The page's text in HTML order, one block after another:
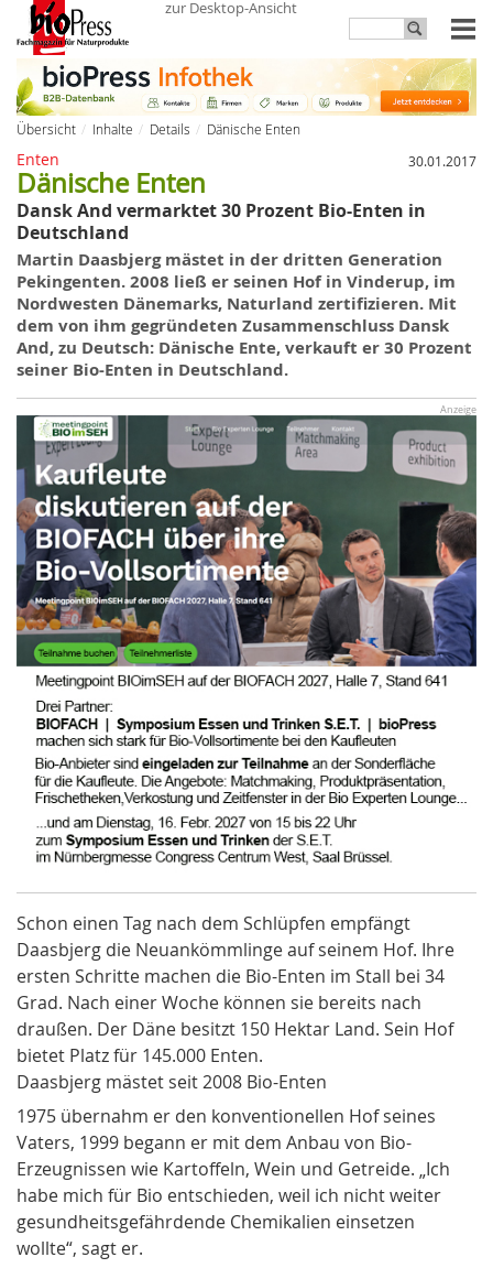
zur Desktop-Ansicht
Übersicht Inhalte Details Dänische Enten
Enten 30.01.2017
Dänische Enten
Dansk And vermarktet 30 Prozent Bio-Enten in
Deutschland
Martin Daasbjerg mästet in der dritten Generation
Pekingenten. 2008 ließ er seinen Hof in Vinderup, im
Nordwesten Dänemarks, Naturland zertifizieren. Mit
dem von ihm gegründeten Zusammenschluss Dansk
And, zu Deutsch: Dänische Ente, verkauft er 30 Prozent
seiner Bio-Enten in Deutschland.
Anzeige
Schon einen Tag nach dem Schlüpfen empfängt
Daasbjerg die Neuankömmlinge auf seinem Hof. Ihre
ersten Schritte machen die Bio-Enten im Stall bei 34
Grad. Nach einer Woche können sie bereits nach
draußen. Der Däne besitzt 150 Hektar Land. Sein Hof
bietet Platz für 145.000 Enten.
Daasbjerg mästet seit 2008 Bio-Enten
1975 übernahm er den konventionellen Hof seines
Vaters, 1999 begann er mit dem Anbau von Bio-
Erzeugnissen wie Kartoffeln, Wein und Getreide. „Ich
habe mich für Bio entschieden, weil ich nicht weiter
gesundheitsgefährdende Chemikalien einsetzen
wollte“, sagt er.